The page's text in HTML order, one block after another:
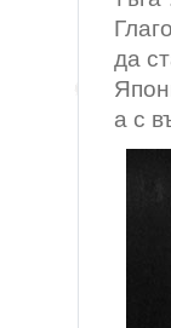
да
а с